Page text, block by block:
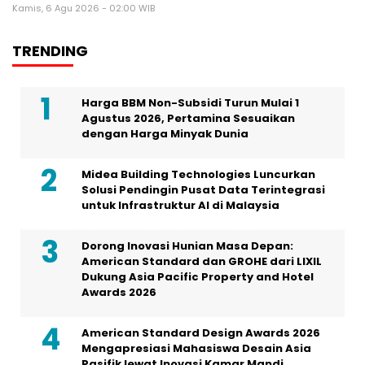
Kamis, 6 Agu 2026 - 02:00 WIB
TRENDING
Harga BBM Non-Subsidi Turun Mulai 1
Agustus 2026, Pertamina Sesuaikan
dengan Harga Minyak Dunia
Midea Building Technologies Luncurkan
Solusi Pendingin Pusat Data Terintegrasi
untuk Infrastruktur AI di Malaysia
Dorong Inovasi Hunian Masa Depan:
American Standard dan GROHE dari LIXIL
Dukung Asia Pacific Property and Hotel
Awards 2026
American Standard Design Awards 2026
Mengapresiasi Mahasiswa Desain Asia